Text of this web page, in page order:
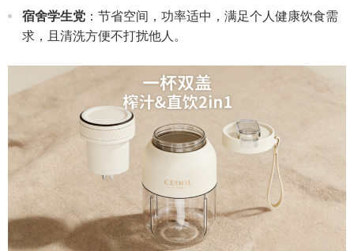
宿舍学生党 ：节省空间，功率适中，满足个人健康饮食需
求，且清洗方便不打扰他人。